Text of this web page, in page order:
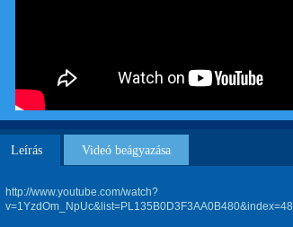
Leírás Videó beágyazása
http://www.youtube.com/watch?
v=1YzdOm_NpUc&list=PL135B0D3F3AA0B480&index=48